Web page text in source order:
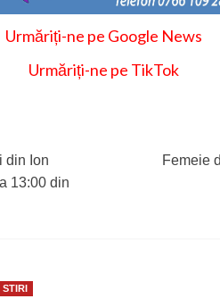
Urmăriți-ne pe Google News
Urmăriți-ne pe TikTok
din Ion
13:00 din
Femeie
STIRI